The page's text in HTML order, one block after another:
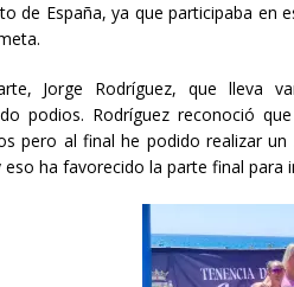
de España, ya que participaba en
Jorge Rodríguez, que lleva
podios. Rodríguez reconoció
pero al final he podido realizar
eso ha favorecido la parte final para